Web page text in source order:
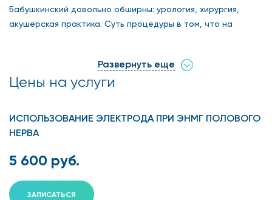
Бабушкинский довольно обширны: урология, хирургия,
акушерская практика. Суть процедуры в том, что на
специальных приборов
Электронейромиография на Бабушкинской проводится на
нижние конечности;
лицо;
верхние конечности.
Развернуть еще
Цены на услуги
ИСПОЛЬЗОВАНИЕ ЭЛЕКТРОДА ПРИ ЭНМГ ПОЛОВОГО
НЕРВА
5 600 руб.
ЗАПИСАТЬСЯ